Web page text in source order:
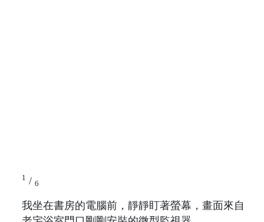
1 / 6
我坐在書房的電腦前，靜靜盯著螢幕，畫面來自